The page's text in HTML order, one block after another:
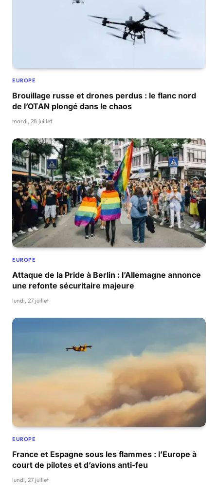
EUROPE
Brouillage russe et drones perdus : le flanc nord
de l’OTAN plongé dans le chaos
mardi, 28 juillet
EUROPE
Attaque de la Pride à Berlin : l’Allemagne annonce
une refonte sécuritaire majeure
lundi, 27 juillet
EUROPE
France et Espagne sous les flammes : l’Europe à
court de pilotes et d’avions anti-feu
lundi, 27 juillet